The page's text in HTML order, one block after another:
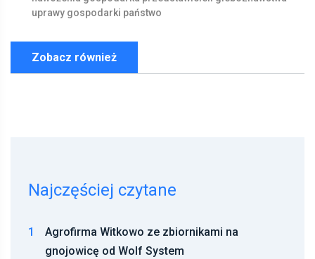
uprawy gospodarki państwo
Zobacz również
Najczęściej czytane
1
Agrofirma Witkowo ze zbiornikami na
gnojowicę od Wolf System